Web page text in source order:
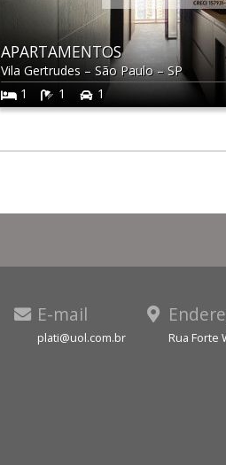
APARTAMENTOS
Vila Gertrudes –São Paulo–SP
1
1 1
WhatsApp
E-mail
plati@uol.com.br Rua Forte